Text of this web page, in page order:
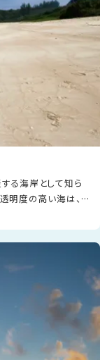
る海岸として知ら
明度の高い海は、